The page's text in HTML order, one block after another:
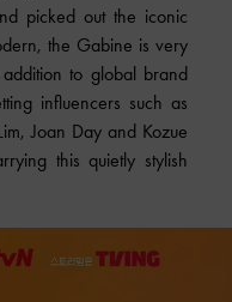
picked out the iconic
the Gabine is very
to global brand
influencers such as
Joan Day and Kozue
this quietly stylish